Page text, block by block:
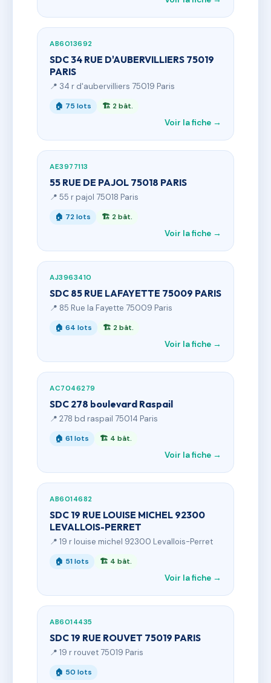
AB6013692
SDC 34 RUE D'AUBERVILLIERS 75019
PARIS
📍 34 r d'aubervilliers 75019 Paris
🏠 75 lots 🏗 2 bât.
Voir la fiche →
AE3977113
55 RUE DE PAJOL 75018 PARIS
📍 55 r pajol 75018 Paris
🏠 72 lots 🏗 2 bât.
Voir la fiche →
AJ3963410
SDC 85 RUE LAFAYETTE 75009 PARIS
📍 85 Rue la Fayette 75009 Paris
🏠 64 lots 🏗 2 bât.
Voir la fiche →
AC7046279
SDC 278 boulevard Raspail
📍 278 bd raspail 75014 Paris
🏠 61 lots 🏗 4 bât.
Voir la fiche →
AB6014682
SDC 19 RUE LOUISE MICHEL 92300
LEVALLOIS-PERRET
📍 19 r louise michel 92300 Levallois-Perret
🏠 51 lots 🏗 4 bât.
Voir la fiche →
AB6014435
SDC 19 RUE ROUVET 75019 PARIS
📍 19 r rouvet 75019 Paris
🏠 50 lots